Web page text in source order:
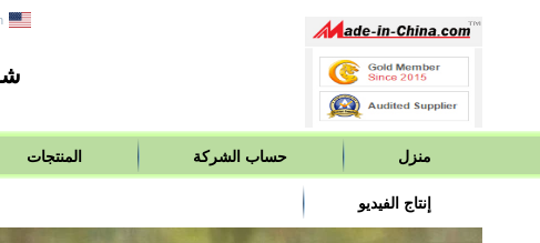
منزل حساب الشركة المنتجات
إنتاج الفيديو